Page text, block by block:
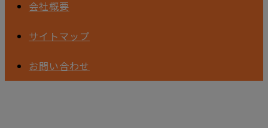
会社概要
サイトマップ
お問い合わせ